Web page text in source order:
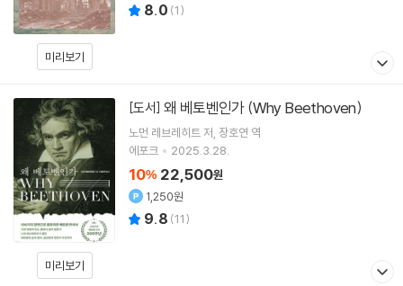
미리보기
8.0 (1)
미리보기
[도서] 왜 베토벤인가 (Why Beethoven)
노먼 레브레히트 저 장호연 역
에포크
2025.3.28.
10% 22,500원
1,250원
9.8 (11)